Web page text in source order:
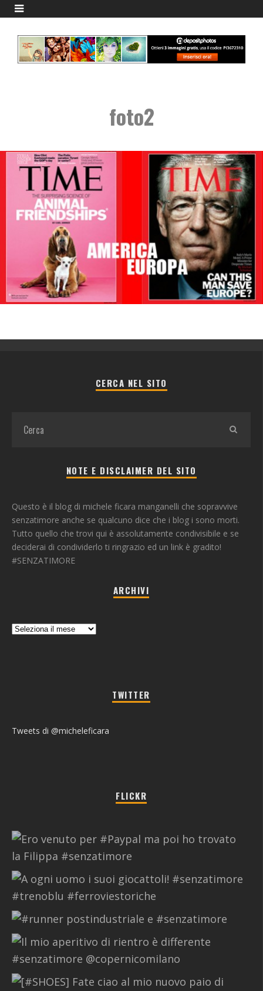
foto2
CERCA NEL SITO
NOTE E DISCLAIMER DEL SITO
Questo è il blog di michele ficara manganelli che sopravvive
senzatimore anche se qualcuno dice che i blog i sono morti.
Tutto quello che trovi qui è assolutamente condivisibile e se
deciderai di condividerlo ti ringrazio ed un link è gradito!
#SENZATIMORE
ARCHIVI
Archivi
TWITTER
Tweets di @micheleficara
FLICKR